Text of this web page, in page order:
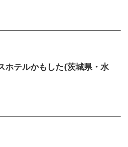
ホテルかもした(茨城県・水